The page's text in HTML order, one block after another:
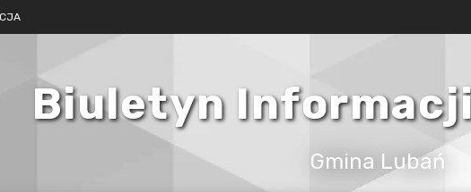
Biuletyn
Gmina Lubań